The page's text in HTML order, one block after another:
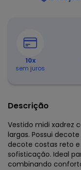
10x
sem juros
Descrição
Vestido midi xadrez
largas. Possui
decote costas reto
sofisticação. Ideal
combinando